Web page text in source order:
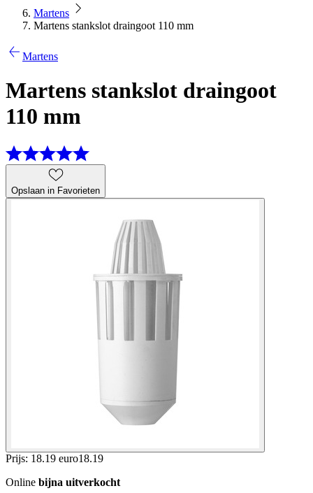
Martens
Martens stankslot draingoot 110 mm
Martens
Martens stankslot draingoot
110 mm
Opslaan in Favorieten
Prijs: 18.19 euro18.19
Online bijna uitverkocht